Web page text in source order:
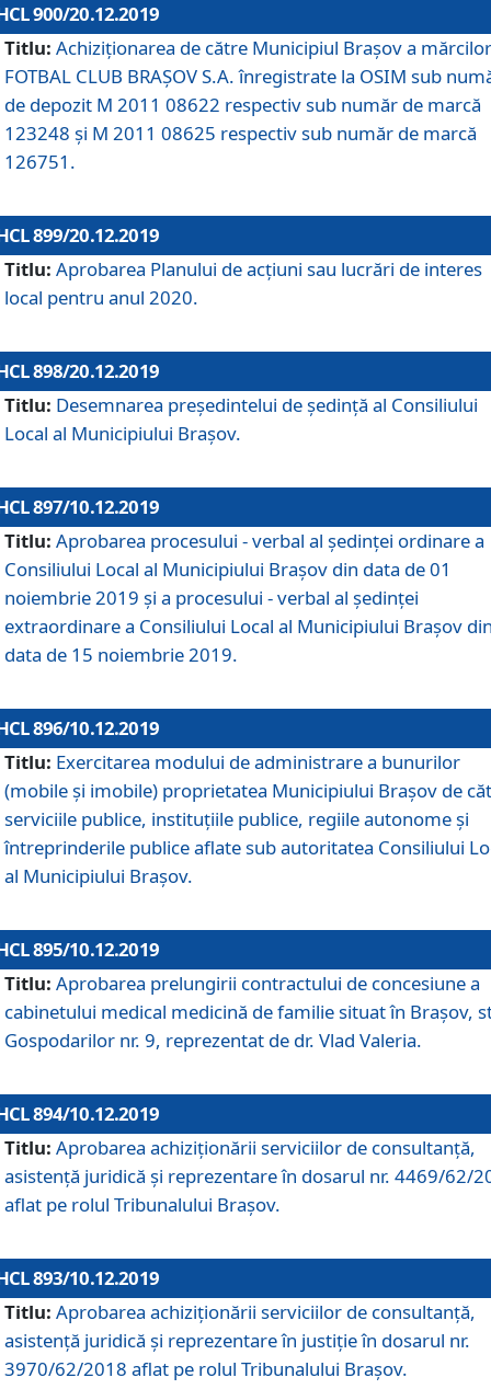
900/20.12.2019
Titlu: Achiziționarea de către Municipiul Brașov a mărcilor
FOTBAL CLUB BRAȘOV S.A. înregistrate la OSIM sub
de depozit M 2011 08622 respectiv sub număr de marcă
123248 și M 2011 08625 respectiv sub număr de marcă
126751.
899/20.12.2019
Titlu: Aprobarea Planului de acţiuni sau lucrări de interes
local pentru anul 2020.
898/20.12.2019
Titlu: Desemnarea preşedintelui de şedinţă al Consiliului
Local al Municipiului Braşov.
897/10.12.2019
Titlu: Aprobarea procesului - verbal al şedinţei ordinare a
Consiliului Local al Municipiului Brașov din data de 01
noiembrie 2019 și a procesului - verbal al ședinței
extraordinare a Consiliului Local al Municipiului Brașov
data de 15 noiembrie 2019.
896/10.12.2019
Titlu: Exercitarea modului de administrare a bunurilor
(mobile și imobile) proprietatea Municipiului Brașov de
serviciile publice, instituțiile publice, regiile autonome și
întreprinderile publice aflate sub autoritatea Consiliului
al Municipiului Brașov.
895/10.12.2019
Titlu: Aprobarea prelungirii contractului de concesiune a
cabinetului medical medicină de familie situat în Braşov,
Gospodarilor nr. 9, reprezentat de dr. Vlad Valeria.
894/10.12.2019
Titlu: Aprobarea achiziţionării serviciilor de consultanţă,
asistenţă juridică şi reprezentare în dosarul nr. 4469/62/
aflat pe rolul Tribunalului Braşov.
893/10.12.2019
Titlu: Aprobarea achiziţionării serviciilor de consultanţă,
asistenţă juridică şi reprezentare în justiţie în dosarul nr.
3970/62/2018 aflat pe rolul Tribunalului Braşov.